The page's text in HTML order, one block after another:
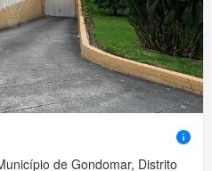
de Gondomar, Distrito